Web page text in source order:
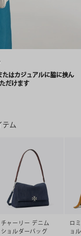
はカジュアルに脇に挟ん
だけます
ム
チャーリー デニム
ショルダーバッグ
ロ
ョ